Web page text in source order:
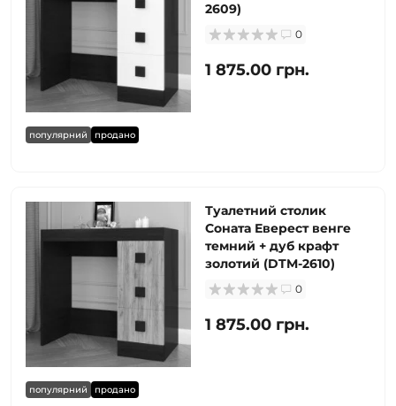
популярний продано
2609)
0
1 875.00 грн.
популярний продано
Туалетний столик
Соната Еверест венге
темний + дуб крафт
золотий (DTM-2610)
0
1 875.00 грн.